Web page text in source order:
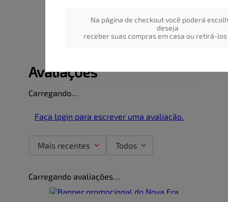
Na página de checkout você poderá
deseja
receber suas compras em casa ou retirá-
ADICIONAR
Avaliações
Carregando…
Faça login para escrever uma avaliação.
Mais recentes Todos
Carregando avaliações…